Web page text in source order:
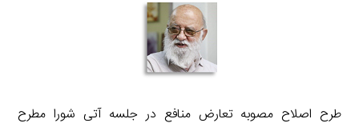
طرح اصلاح مصوبه تعارض منافع در جلسه آتی شورا مطرح